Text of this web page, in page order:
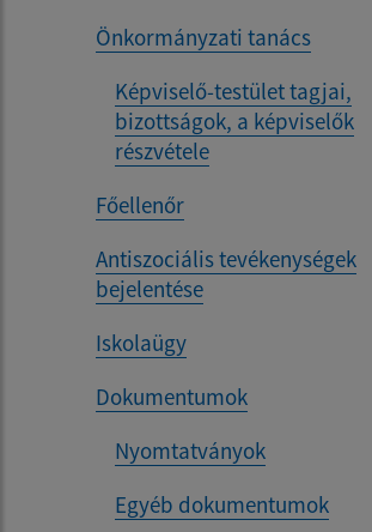
Önkormányzati tanács
Képviselő-testület tagjai,
bizottságok, a képviselők
részvétele
Főellenőr
Antiszociális tevékenységek
bejelentése
Iskolaügy
Dokumentumok
Nyomtatványok
Egyéb dokumentumok